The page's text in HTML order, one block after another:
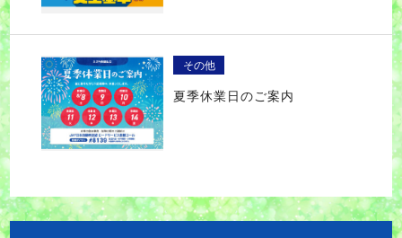
その他
夏季休業日のご案内